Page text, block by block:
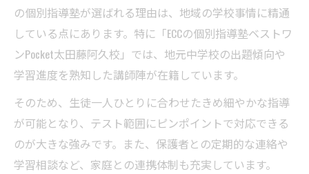
の個別指導塾が選ばれる理由は、地域の学校事情に精通
している点にあります。特に「ECCの個別指導塾ベストワ
ンPocket太田藤阿久校」では、地元中学校の出題傾向や
学習進度を熟知した講師陣が在籍しています。
そのため、生徒一人ひとりに合わせたきめ細やかな指導
が可能となり、テスト範囲にピンポイントで対応できる
のが大きな強みです。また、保護者との定期的な連絡や
学習相談など、家庭との連携体制も充実しています。